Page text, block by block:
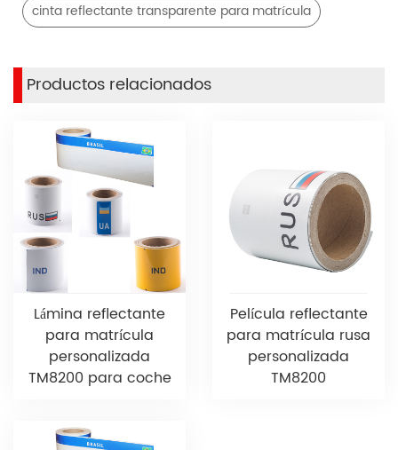
cinta reflectante transparente para matrícula
Productos relacionados
Lámina reflectante
para matrícula
personalizada
TM8200 para coche
Película reflectante
para matrícula rusa
personalizada
TM8200